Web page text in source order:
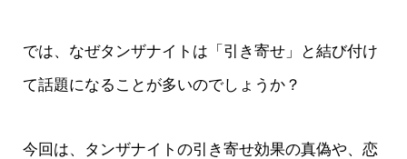
では、なぜタンザナイトは「引き寄せ」と結び付け
て話題になることが多いのでしょうか？
今回は、タンザナイトの引き寄せ効果の真偽や、恋